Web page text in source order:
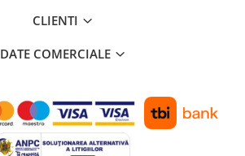
CLIENTI
DATE COMERCIALE